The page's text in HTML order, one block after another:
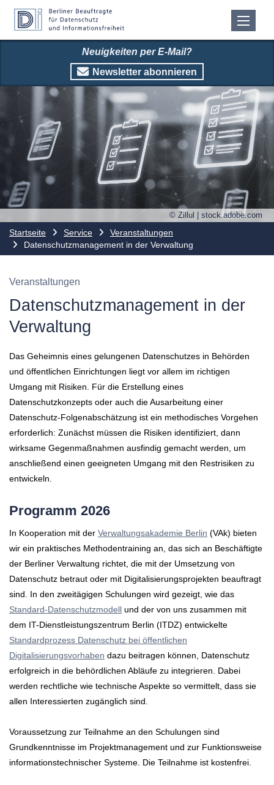
Neuigkeiten per E-Mail?
Newsletter abonnieren
© Zillul | stock.adobe.com
Startseite Service
Veranstaltungen
Datenschutzmanagement in der Verwaltung
Veranstaltungen
Datenschutzmanagement in der
Verwaltung
Das Geheimnis eines gelungenen Datenschutzes in Behörden
und öffentlichen Einrichtungen liegt vor allem im richtigen
Umgang mit Risiken. Für die Erstellung eines
Datenschutzkonzepts oder auch die Ausarbeitung einer
Datenschutz-Folgenabschätzung ist ein methodisches Vorgehen
erforderlich: Zunächst müssen die Risiken identifiziert, dann
wirksame Gegenmaßnahmen ausfindig gemacht werden, um
anschließend einen geeigneten Umgang mit den Restrisiken zu
entwickeln.
Programm 2026
In Kooperation mit der Verwaltungsakademie Berlin (VAk) bieten
wir ein praktisches Methodentraining an, das sich an Beschäftigte
der Berliner Verwaltung richtet, die mit der Umsetzung von
Datenschutz betraut oder mit Digitalisierungsprojekten beauftragt
sind. In den zweitägigen Schulungen wird gezeigt, wie das
Standard-Datenschutzmodell und der von uns zusammen mit
dem IT-Dienstleistungszentrum Berlin (ITDZ) entwickelte
Standardprozess Datenschutz bei öffentlichen
Digitalisierungsvorhaben dazu beitragen können, Datenschutz
erfolgreich in die behördlichen Abläufe zu integrieren. Dabei
werden rechtliche wie technische Aspekte so vermittelt, dass sie
allen Interessierten zugänglich sind.
Voraussetzung zur Teilnahme an den Schulungen sind
Grundkenntnisse im Projektmanagement und zur Funktionsweise
informationstechnischer Systeme. Die Teilnahme ist kostenfrei.